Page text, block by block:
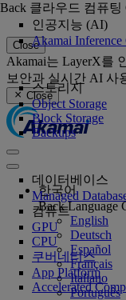
Close
Akamai는 LayerX를
보안과 실시간 AI 사
Close
한국어
Back Language
English
Deutsch
Español
Français
Italiano
Português
Back 클라우드 컴퓨팅
인공지능 (AI)
Akamai Inference
스토리지
Object Storage
Block Storage
Backups
데이터베이스
Managed
컴퓨트
GPU
CPU
쿠버네티스
App Platform
Accelerated